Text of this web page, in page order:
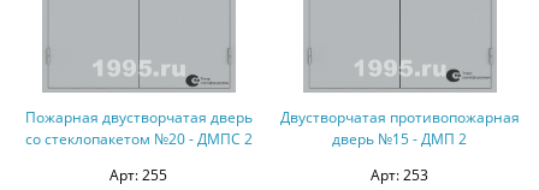
Пожарная двустворчатая дверь
со стеклопакетом №20 - ДМПС 2
Арт: 255
Двустворчатая противопожарная
дверь №15 - ДМП 2
Арт: 253